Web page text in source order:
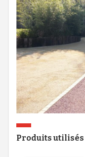
Produits utilisés